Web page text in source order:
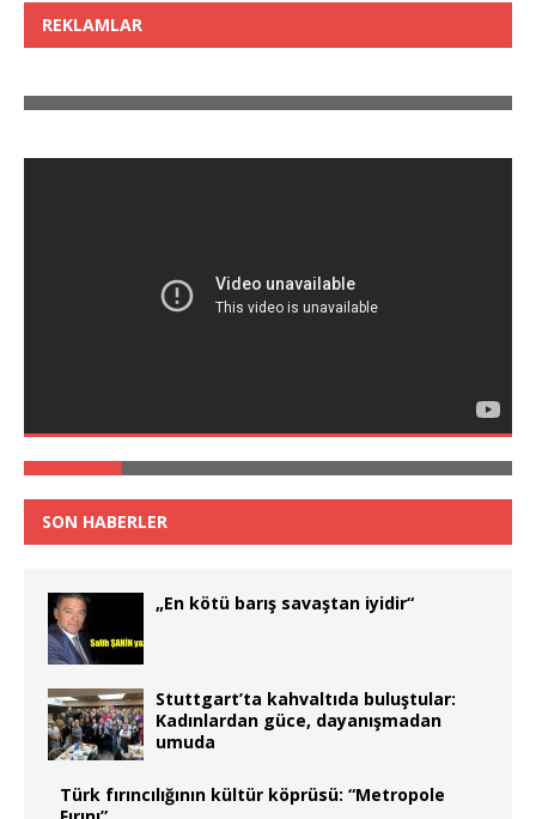
REKLAMLAR
SON HABERLER
„En kötü barış savaştan iyidir“
Stuttgart’ta kahvaltıda buluştular:
Kadınlardan güce, dayanışmadan
umuda
Türk fırıncılığının kültür köprüsü: “Metropole